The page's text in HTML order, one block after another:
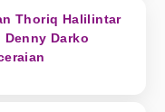
Thoriq Halilintar
Denny Darko